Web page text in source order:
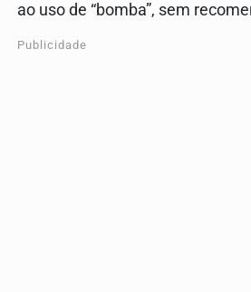
ao uso de “bomba”, sem
Publicidade